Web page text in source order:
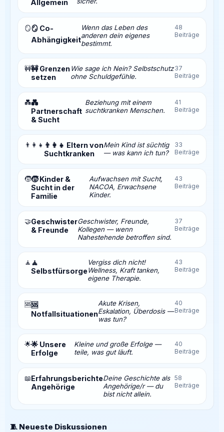
Allgemein
🪞🪞 Co-
Abhängigkeit
Wenn das Leben des
anderen dein eigenes
bestimmt.
48
Beiträge
🚧🚧 Grenzen
setzen
Wie sage ich Nein? Selbstschutz
ohne Schuldgefühle.
37
Beiträge
💑💑
Partnerschaft
& Sucht
Beziehung mit einem
suchtkranken Menschen.
41
Beiträge
👨‍👩‍👧 👨‍👩‍👧 Eltern von
Suchtkranken
Mein Kind ist süchtig
— was kann ich tun?
33
Beiträge
🧒🧒 Kinder &
Sucht in der
Familie
Aufwachsen mit Sucht,
NACOA, Erwachsene
Kinder.
43
Beiträge
🤝Geschwister
& Freunde
Geschwister, Freunde,
Kollegen — wenn
Nahestehende betroffen sind.
37
Beiträge
🧘 🧘
Selbstfürsorge
Vergiss dich nicht!
Wellness, Kraft tanken,
eigene Therapie.
43
Beiträge
🆘🆘
Notfallsituationen
Akute Krisen,
Eskalation, Überdosis —
was tun?
40
Beiträge
🌟🌟 Unsere
Erfolge
Kleine und große Erfolge —
teile, was gut läuft.
40
Beiträge
📖Erfahrungsberichte
Angehörige
Deine Geschichte als
Angehörige/r — du
bist nicht allein.
58
Beiträge
🧵 Neueste Diskussionen